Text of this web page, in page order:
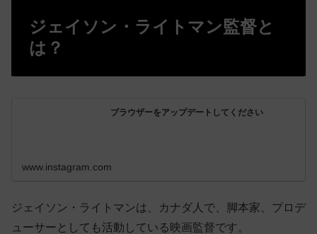
ジェイソン・ライトマン監督と
は？
ブラウザーをアップデートしてください
www.instagram.com
ジェイソン・ライトマンは、カナダ人で、脚本家、プロデ
ューサーとしても活動している映画監督です。